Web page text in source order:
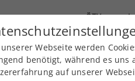
ÖTV
Ausbildung Services
Webseite werden
benötigt, während es uns
auf unserer